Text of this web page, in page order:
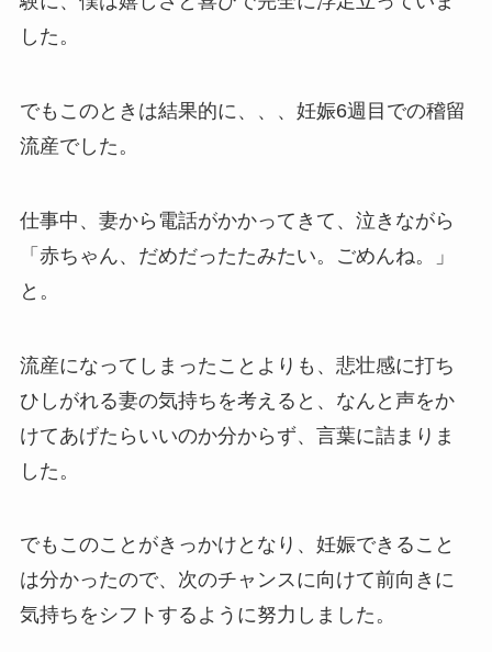
した。
でもこのときは結果的に、、、妊娠6週目での稽留
流産でした。
仕事中、妻から電話がかかってきて、泣きながら
「赤ちゃん、だめだったたみたい。ごめんね。」
と。
流産になってしまったことよりも、悲壮感に打ち
ひしがれる妻の気持ちを考えると、なんと声をか
けてあげたらいいのか分からず、言葉に詰まりま
した。
でもこのことがきっかけとなり、妊娠できること
は分かったので、次のチャンスに向けて前向きに
気持ちをシフトするように努力しました。